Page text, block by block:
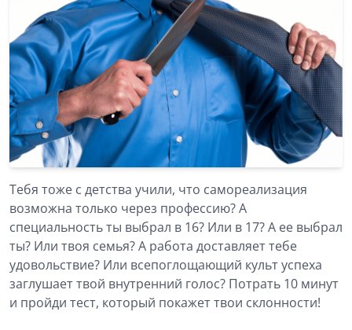
Тебя тоже с детства учили, что самореализация
возможна только через профессию? А
специальность ты выбрал в 16? Или в 17? А ее выбрал
ты? Или твоя семья? А работа доставляет тебе
удовольствие? Или всепоглощающий культ успеха
заглушает твой внутренний голос? Потрать 10 минут
и пройди тест, который покажет твои склонности!